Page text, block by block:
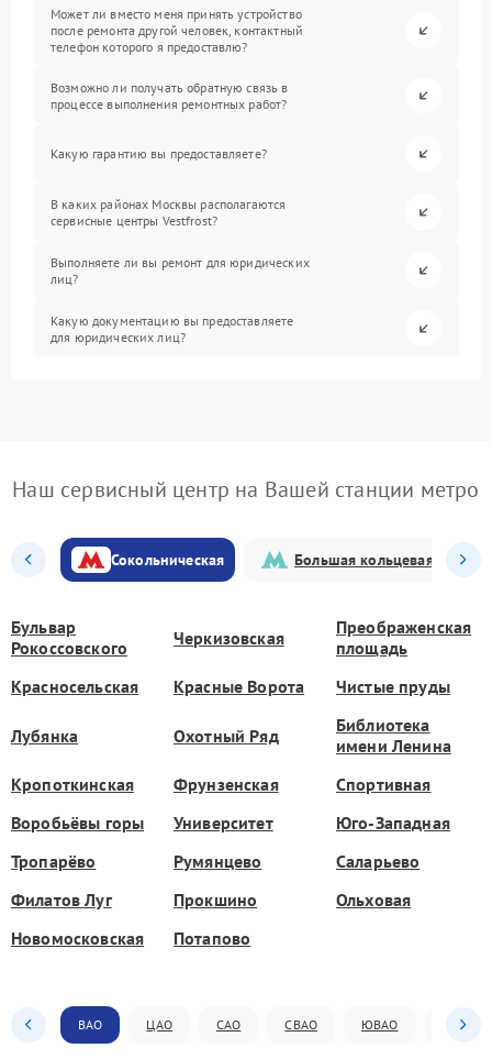
Может ли вместо меня принять устройство
после ремонта другой человек, контактный
телефон которого я предоставлю?
Возможно ли получать обратную связь в
процессе выполнения ремонтных работ?
Какую гарантию вы предоставляете?
В каких районах Москвы располагаются
сервисные центры Vestfrost?
Выполняете ли вы ремонт для юридических
лиц?
Какую документацию вы предоставляете
для юридических лиц?
Наш сервисный центр на Вашей станции метро
Сокольническая Большая кольцевая
Бульвар
Рокоссовского
Черкизовская
Преображенская
площадь
Красносельская
Красные Ворота Чистые пруды
Лубянка Охотный Ряд
Библиотека
имени Ленина
Кропоткинская
Фрунзенская
Спортивная
Воробьёвы горы
Университет
Юго-Западная
Тропарёво
Румянцево
Саларьево
Филатов Луг
Прокшино
Ольховая
Новомосковская
Потапово
ВАО ЦАО САО СВАО ЮВАО ЮАО